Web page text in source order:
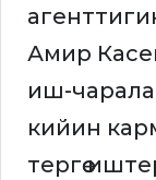
Амир
иш-
кийин
тергөө